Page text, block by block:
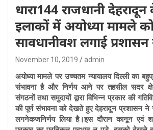
धारा144 राजधानी
इलाकों में अयोध्या मामले
सावधानीवश लगाई प्रशासन
November 10, 2019 admin
अयोध्या मामले पर उच्चतम न्यायालय दिल्ली का
संभावना है और निर्णय आने पर तहसील सदर
संगठनों तथा समुदायों द्वारा विभिन्न प्रकार की
की पूर्ण संभावना को देखते हुए देहरादून प्रशासन ने
लगनेकजनिर्णय लिया है।इस दौरान कानून एवं